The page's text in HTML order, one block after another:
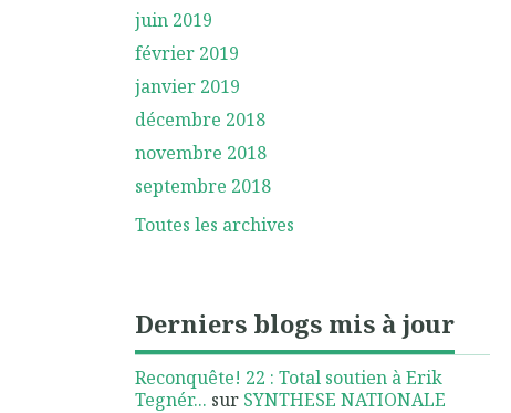
juin 2019
février 2019
janvier 2019
décembre 2018
novembre 2018
septembre 2018
Toutes les archives
Derniers blogs mis à jour
Reconquête! 22 : Total soutien à Erik
Tegnér... sur SYNTHESE NATIONALE